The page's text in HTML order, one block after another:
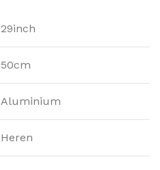
29inch
50cm
Aluminium
Heren